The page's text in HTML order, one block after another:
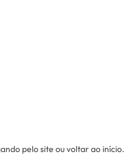
pelo site ou voltar ao início.